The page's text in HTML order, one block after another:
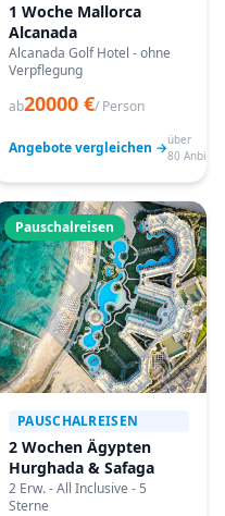
1 Woche Mallorca
Alcanada
Alcanada Golf Hotel - ohne
Verpflegung
ab20000 €/ Person
Angebote vergleichen →über
80
Pauschalreisen
PAUSCHALREISEN
2 Wochen Ägypten
Hurghada & Safaga
2 Erw. - All Inclusive - 5
Sterne